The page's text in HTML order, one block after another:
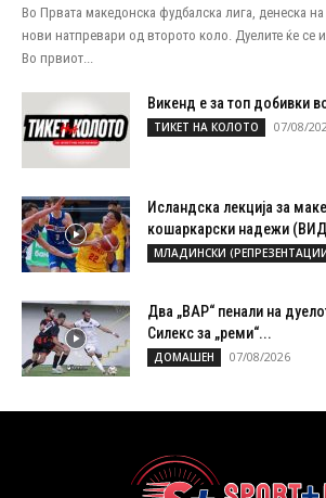
Во Првата македонска фудбалска лига, денеска
нови натпревари од второто коло. Дуелите ќе се
Во првиот...
Викенд е за топ добивки
ТИКЕТ НА КОЛОТО 07/08/
Исландска лекција за
кошаркарски надежи
МЛАДИНСКИ
Два „ВАР“ пенали на
Силекс за „реми“...
ДОМАШЕН 07/08/2026